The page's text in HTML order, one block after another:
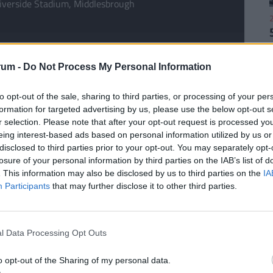
- Do Not Process My Personal Information
opt-out of the sale, sharing to third parties, or processing of your
for targeted advertising by us, please use the below opt-out
selection. Please note that after your opt-out request is processed
interest-based ads based on personal information utilized by us
to third parties prior to your opt-out. You may separately
of your personal information by third parties on the IAB’s list of
This information may also be disclosed by us to third parties on the
Participants that may further disclose it to other third parties.
Data Processing Opt Outs
opt-out of the Sharing of my personal data.
Stadium, Middlesbrough
Gólok
Middlesbrough:36
Southampton:37
Gólkülönbség:-1
Middlesbrough: